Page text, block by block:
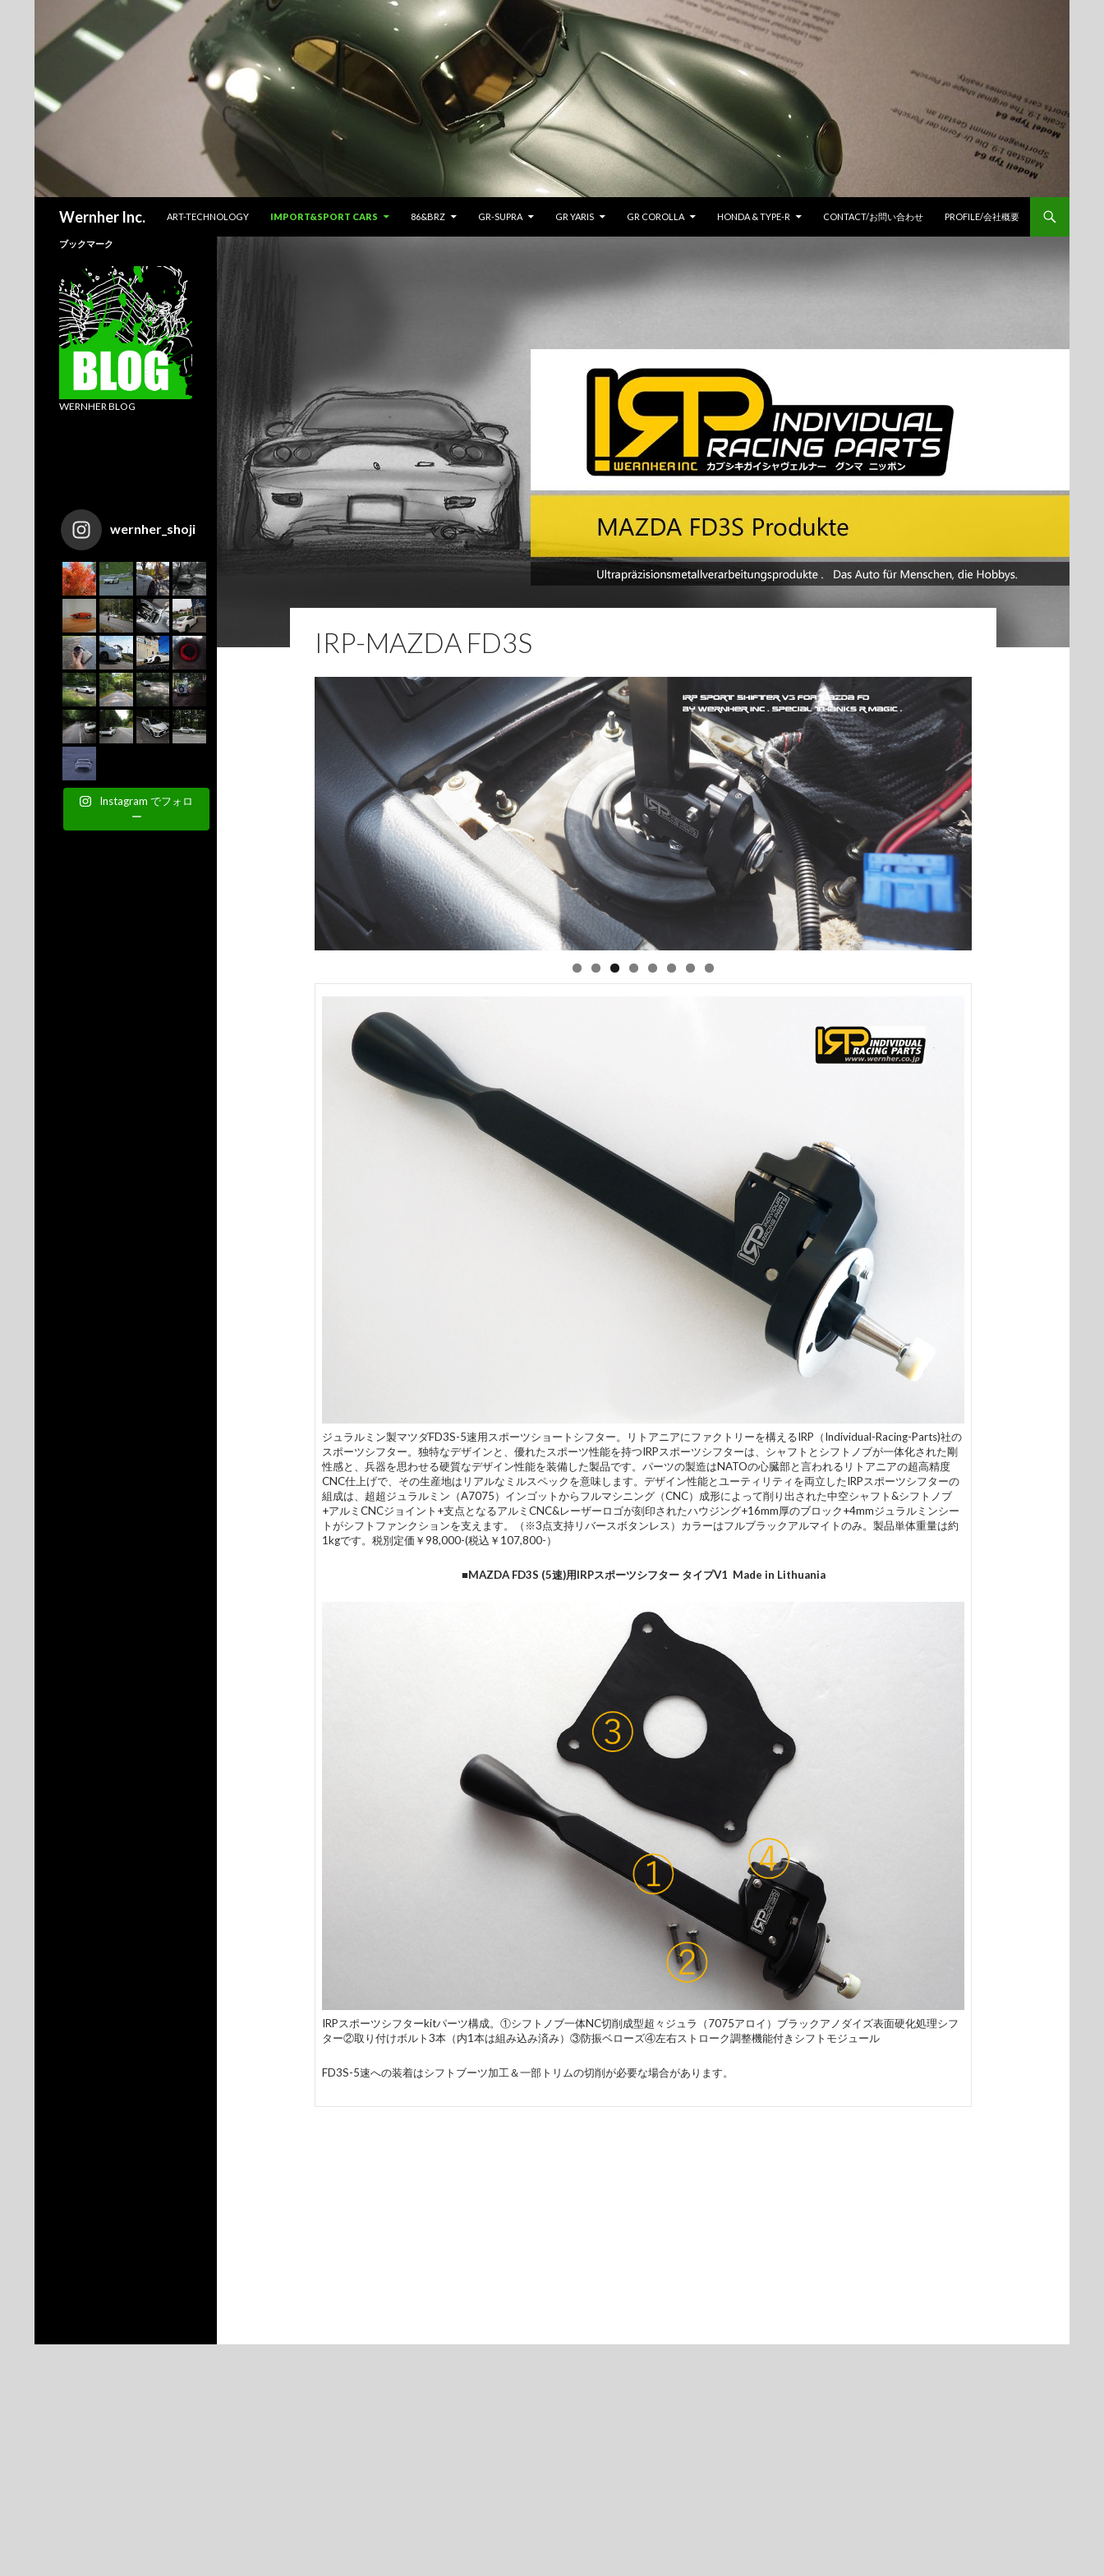
Wernher Inc.
ART-TECHNOLOGY
IMPORT&SPORT CARS 86&BRZ GR-SUPRA GR YARIS GR COROLLA HONDA & TYPE-R CONTACT/お問い合わせ PROFILE/会社概要
IRP-MAZDA FD3S
ジュラルミン製マツダFD3S-5速用スポーツショートシフター。
リトアニアにファクトリーを構えるIRP（Individual-Racing-Parts)社の
スポーツシフター。独特なデザインと、優れたスポーツ性能を持つIRPスポーツシフターは、シャフトとシフトノブが一体化された剛
性感と、兵器を思わせる硬質なデザイン性能を装備した製品です。パーツの製造はNATOの心臓部と言われるリトアニアの超高精度
CNC仕上げで、その生産地はリアルなミルスペックを意味します。デザイン性能とユーティリティを両立したIRPスポーツシフターの
組成は、超超ジュラルミン（A7075）インゴットからフルマシニング（CNC）成形によって削り出された中空シャフト&シフトノブ
+アルミCNCジョイント+支点となるアルミCNC&レーザーロゴが刻印されたハウジング+16mm厚のブロック+4mmジュラルミンシー
トがシフトファンクションを支えます。（※3点支持リバースボタンレス）カラーはフルブラックアルマイトのみ。製品単体重量は約
1kgです。税別定価￥98,000-(税込￥107,800-）
■MAZDA FD3S (5速)用IRPスポーツシフター タイプV1 Made in Lithuania
IRPスポーツシフターkitパーツ構成。①シフトノブ一体NC切削成型超々ジュラ（7075アロイ）ブラックアノダイズ表面硬化処理シフ
ター②取り付けボルト3本（内1本は組み込み済み）③防振ベローズ④左右ストローク調整機能付きシフトモジュール
FD3S-5速への装着はシフトブーツ加工＆一部トリムの切削が必要な場合があります。
ブックマーク
WERNHER BLOG
wernher_shoji
Instagram でフォロ
ー